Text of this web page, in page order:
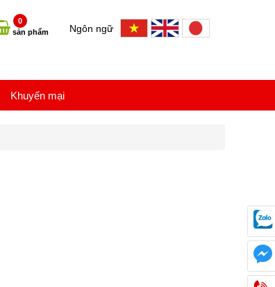
0
sản phẩm
Ngôn ngữ
Khuyến mại